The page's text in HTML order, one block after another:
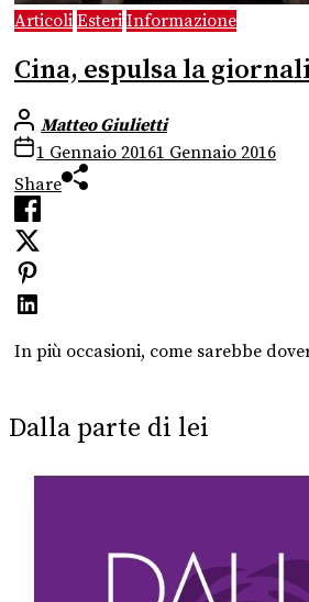
Articoli Esteri Informazione
Cina, espulsa la
Matteo Giulietti
1 Gennaio 20161 Gennaio 2016
Share
In più occasioni, come sarebbe
Dalla parte di lei